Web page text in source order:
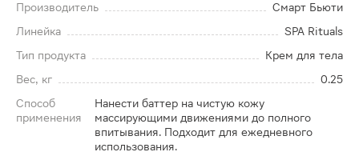
Производитель
Смарт Бьюти
Линейка
SPA Rituals
Тип продукта
Крем для тела
Вес, кг
0.25
Способ
применения
Нанести баттер на чистую кожу
массирующими движениями до полного
впитывания. Подходит для ежедневного
использования.